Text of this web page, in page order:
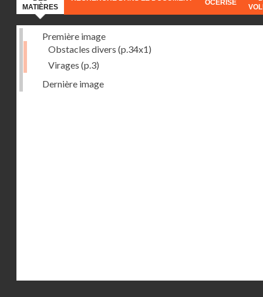
MATIÈRES
OCÉRISÉ
Première image
Obstacles divers (p.34x1)
Virages (p.3)
Dernière image